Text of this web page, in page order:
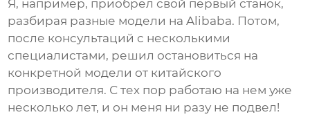
Я, например, приобрел свой первый станок,
разбирая разные модели на Alibaba. Потом,
после консультаций с несколькими
специалистами, решил остановиться на
конкретной модели от китайского
производителя. С тех пор работаю на нем уже
несколько лет, и он меня ни разу не подвел!